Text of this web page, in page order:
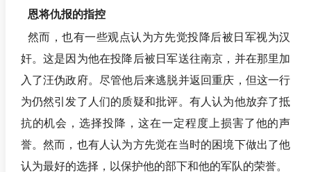
恩将仇报的指控
然而，也有一些观点认为方先觉投降后被日军视为汉
奸。这是因为他在投降后被日军送往南京，并在那里加
入了汪伪政府。尽管他后来逃脱并返回重庆，但这一行
为仍然引发了人们的质疑和批评。有人认为他放弃了抵
抗的机会，选择投降，这在一定程度上损害了他的声
誉。然而，也有人认为方先觉在当时的困境下做出了他
认为最好的选择，以保护他的部下和他的军队的荣誉。